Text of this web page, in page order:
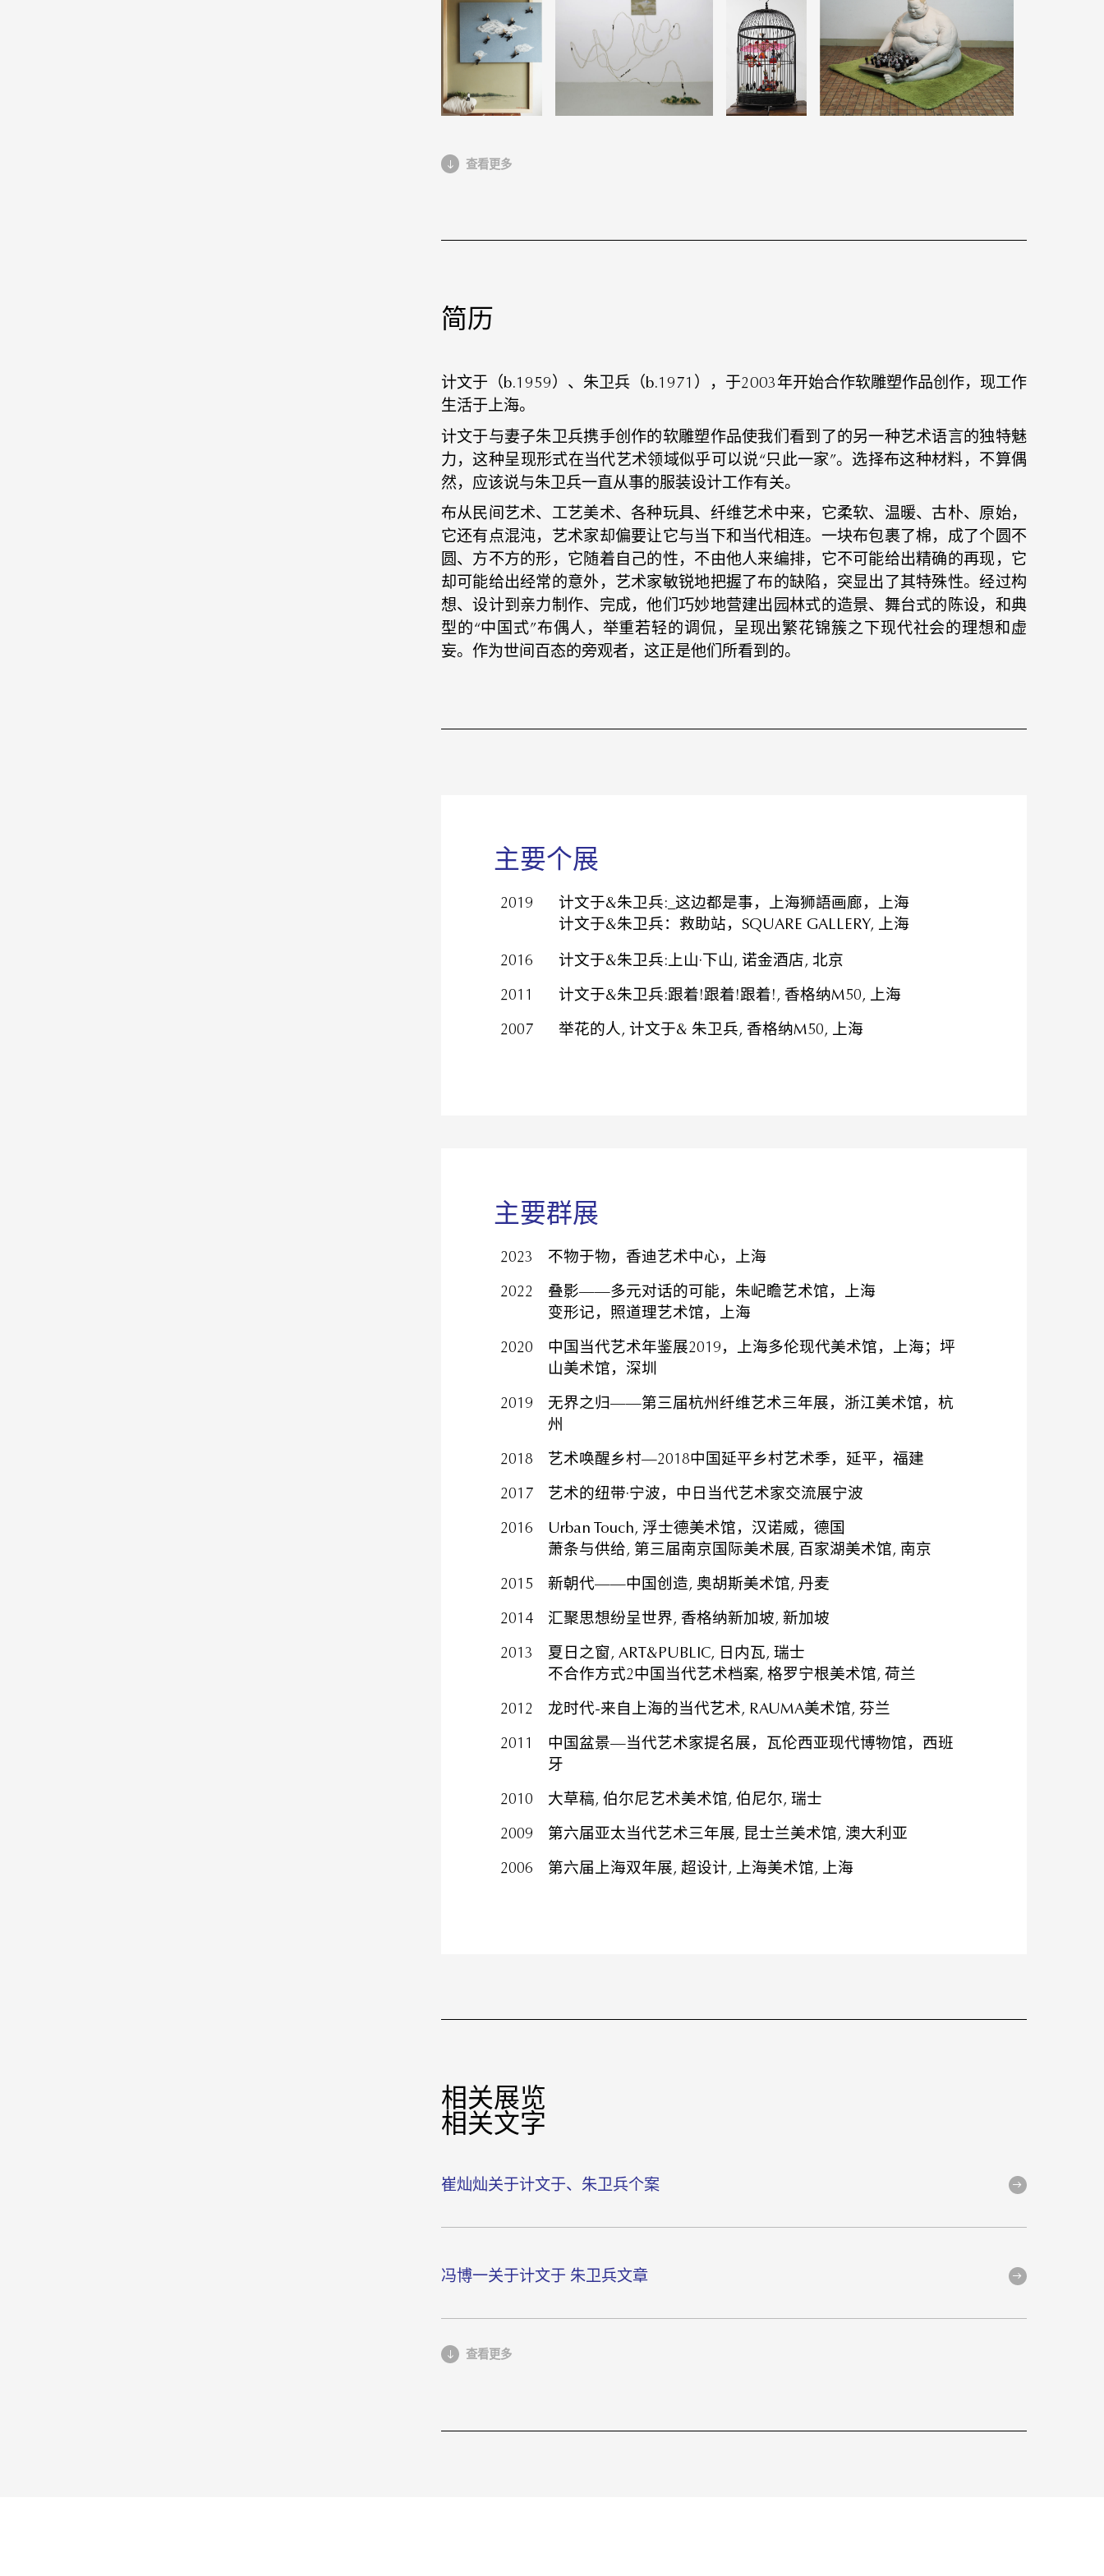
查看更多
简历
计文于（b.1959）、朱卫兵（b.1971），于2003年开始合作软雕塑作品创作，现工作
生活于上海。
计文于与妻子朱卫兵携手创作的软雕塑作品使我们看到了的另一种艺术语言的独特魅
力，这种呈现形式在当代艺术领域似乎可以说“只此一家”。选择布这种材料，不算偶
然，应该说与朱卫兵一直从事的服装设计工作有关。
布从民间艺术、工艺美术、各种玩具、纤维艺术中来，它柔软、温暖、古朴、原始，
它还有点混沌，艺术家却偏要让它与当下和当代相连。一块布包裹了棉，成了个圆不
圆、方不方的形，它随着自己的性，不由他人来编排，它不可能给出精确的再现，它
却可能给出经常的意外，艺术家敏锐地把握了布的缺陷，突显出了其特殊性。经过构
想、设计到亲力制作、完成，他们巧妙地营建出园林式的造景、舞台式的陈设，和典
型的“中国式”布偶人，举重若轻的调侃，呈现出繁花锦簇之下现代社会的理想和虚
妄。作为世间百态的旁观者，这正是他们所看到的。
主要个展
2019
计文于&朱卫兵:_这边都是事，上海狮語画廊，上海
计文于&朱卫兵：救助站，SQUARE GALLERY, 上海
2016
计文于&朱卫兵:上山·下山, 诺金酒店, 北京
2011
计文于&朱卫兵:跟着!跟着!跟着!, 香格纳M50, 上海
2007
举花的人, 计文于& 朱卫兵, 香格纳M50, 上海
主要群展
2023
不物于物，香迪艺术中心，上海
2022
叠影——多元对话的可能，朱屺瞻艺术馆，上海
变形记，照道理艺术馆，上海
2020
中国当代艺术年鉴展2019，上海多伦现代美术馆，上海；坪
山美术馆，深圳
2019
无界之归——第三届杭州纤维艺术三年展，浙江美术馆，杭
州
2018
艺术唤醒乡村—2018中国延平乡村艺术季，延平，福建
2017
艺术的纽带·宁波，中日当代艺术家交流展宁波
2016
Urban Touch, 浮士德美术馆，汉诺威，德国
萧条与供给, 第三届南京国际美术展, 百家湖美术馆, 南京
2015
新朝代——中国创造, 奥胡斯美术馆, 丹麦
2014
汇聚思想纷呈世界, 香格纳新加坡, 新加坡
2013
夏日之窗, ART&PUBLIC, 日内瓦, 瑞士
不合作方式2中国当代艺术档案, 格罗宁根美术馆, 荷兰
2012
龙时代-来自上海的当代艺术, RAUMA美术馆, 芬兰
2011
中国盆景—当代艺术家提名展，瓦伦西亚现代博物馆，西班
牙
2010
大草稿, 伯尔尼艺术美术馆, 伯尼尔, 瑞士
2009
第六届亚太当代艺术三年展, 昆士兰美术馆, 澳大利亚
2006
第六届上海双年展, 超设计, 上海美术馆, 上海
相关展览
相关⽂字
崔灿灿关于计文于、朱卫兵个案
冯博一关于计文于 朱卫兵文章
查看更多